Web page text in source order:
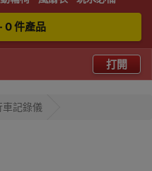
0 件產品
打開
車記錄儀